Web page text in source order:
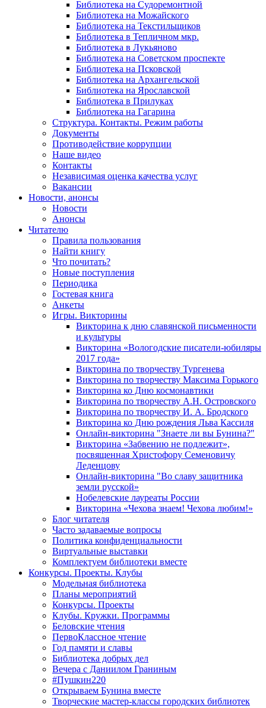
Библиотека на Судоремонтной
Библиотека на Можайского
Библиотека на Текстильщиков
Библиотека в Тепличном мкр.
Библиотека в Лукьяново
Библиотека на Советском проспекте
Библиотека на Псковской
Библиотека на Архангельской
Библиотека на Ярославской
Библиотека в Прилуках
Библиотека на Гагарина
Структура. Контакты. Режим работы
Документы
Противодействие коррупции
Наше видео
Контакты
Независимая оценка качества услуг
Вакансии
Новости, анонсы
Новости
Анонсы
Читателю
Правила пользования
Найти книгу
Что почитать?
Новые поступления
Периодика
Гостевая книга
Анкеты
Игры. Викторины
Викторина к дню славянской письменности
и культуры
Викторина «Вологодские писатели-юбиляры
2017 года»
Викторина по творчеству Тургенева
Викторина по творчеству Максима Горького
Викторина ко Дню космонавтики
Викторина по творчеству А.Н. Островского
Викторина по творчеству И. А. Бродского
Викторина ко Дню рождения Льва Кассиля
Онлайн-викторина "Знаете ли вы Бунина?"
Викторина «Забвению не подлежит»,
посвященная Христофору Семеновичу
Леденцову
Онлайн-викторина "Во славу защитника
земли русской»
Нобелевские лауреаты России
Викторина «Чехова знаем! Чехова любим!»
Блог читателя
Часто задаваемые вопросы
Политика конфиденциальности
Виртуальные выставки
Комплектуем библиотеки вместе
Конкурсы. Проекты. Клубы
Модельная библиотека
Планы мероприятий
Конкурсы. Проекты
Клубы. Кружки. Программы
Беловские чтения
ПервоКлассное чтение
Год памяти и славы
Библиотека добрых дел
Вечера с Даниилом Граниным
#Пушкин220
Открываем Бунина вместе
Творческие мастер-классы городских библиотек